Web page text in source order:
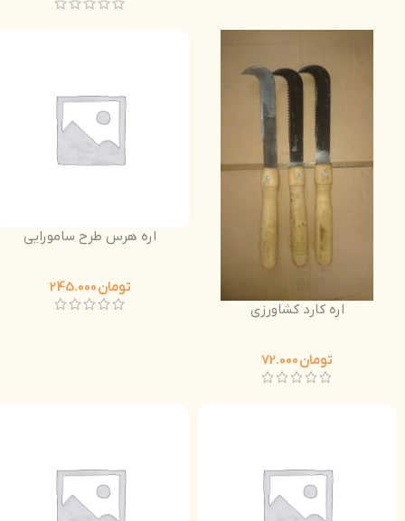
اره کارد کشاورزی
تومان
اره هرس طرح سامورایی
تومان